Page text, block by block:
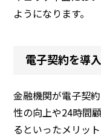
ようになります。
電子契約を導
金融機関が電子契
性の向上や24時間
るといったメリッ